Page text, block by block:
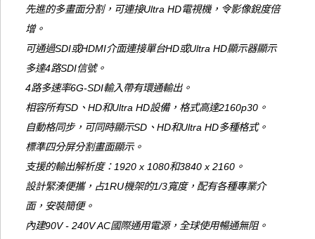
先進的多畫面分割，可連接Ultra HD電視機，令影像銳度倍
增。
可通過SDI或HDMI介面連接單台HD或Ultra HD顯示器顯示
多達4路SDI信號。
4路多速率6G-SDI輸入帶有環通輸出。
相容所有SD、HD和Ultra HD設備，格式高達2160p30。
自動格同步，可同時顯示SD、HD和Ultra HD多種格式。
標準四分屏分割畫面顯示。
支援的輸出解析度：1920 x 1080和3840 x 2160。
設計緊湊便攜，占1RU機架的1/3寬度，配有各種專業介
面，安裝簡便。
內建90V - 240V AC國際通用電源，全球使用暢通無阻。